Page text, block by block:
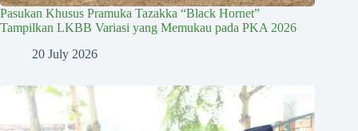
Pasukan Khusus Pramuka Tazakka “Black Hornet”
Tampilkan LKBB Variasi yang Memukau pada PKA 2026
20 July 2026